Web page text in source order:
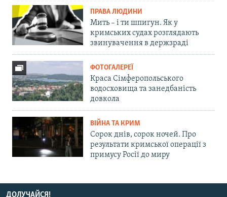
ПРАВА ЛЮДИНИ
Мить – і ти шпигун. Як у
кримських судах розглядають
звинувачення в держзраді
ФОТОГАЛЕРЕЇ
Краса Сімферопольського
водосховища та занедбаність
довкола
ВІЙНА ТА КРИМ
Сорок днів, сорок ночей. Про
результати кримської операції з
примусу Росії до миру
ДОЛУЧАЙСЯ!